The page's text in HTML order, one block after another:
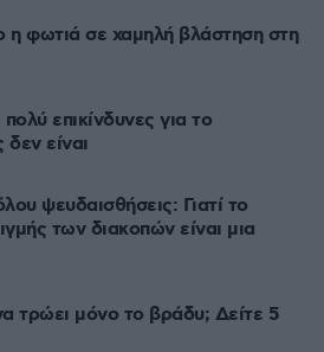
η φωτιά σε χαμηλή βλάστηση στη
επικίνδυνες για το
δεν είναι
ψευδαισθήσεις: Γιατί το
των διακοπών είναι μια
τρώει μόνο το βράδυ; Δείτε 5